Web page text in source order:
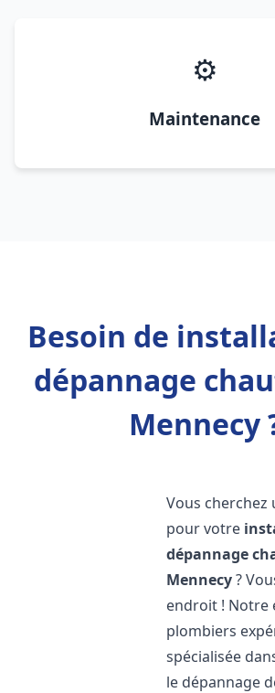
⚙️
Maintenance
Besoin de
dépannage
Mennecy
Vous
pour votre
dépannage
Mennecy?
endroit ! Notre
plombiers
spécialisée
le dépannage